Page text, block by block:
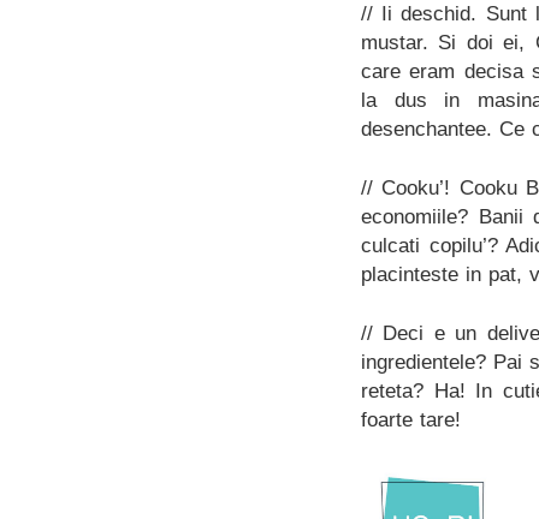
// Ii deschid. Sunt
mustar. Si doi ei,
care eram decisa
la dus in
desenchantee.
// Cooku’! Cooku
economiile?
culcati copilu’?
placinteste in pat,
// Deci e un
ingredientele? Pai
reteta? Ha! In
foarte tare!